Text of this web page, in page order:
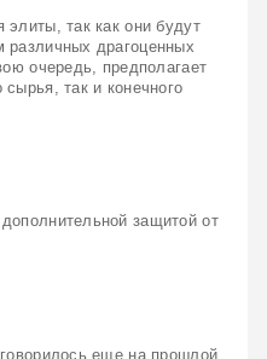
так как они будут
различных драгоценных
очередь, предполагает
так и конечного
защитой от
еще на прошлой